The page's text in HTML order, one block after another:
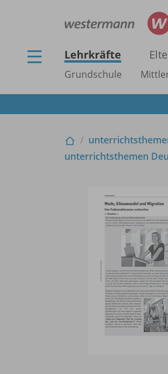
Lehrkräfte
Grundschule
unterrichtsthemen